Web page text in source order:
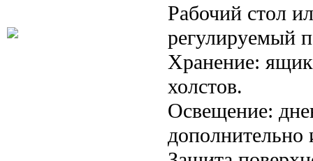
Рабочий стол
регулируемый
Хранение:
холстов.
Освещение:
дополнительно